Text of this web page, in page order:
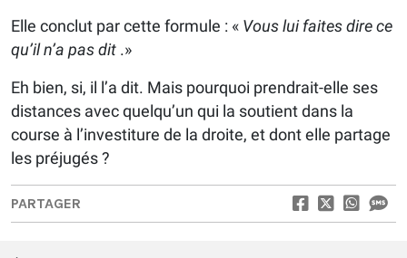
Elle conclut par cette formule : « Vous lui faites dire ce
qu’il n’a pas dit .»
Eh bien, si, il l’a dit. Mais pourquoi prendrait-elle ses
distances avec quelqu’un qui la soutient dans la
course à l’investiture de la droite, et dont elle partage
les préjugés ?
PARTAGER